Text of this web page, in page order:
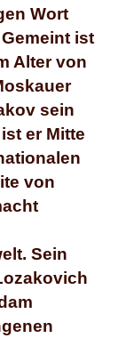
Wort
ist
Alter von
sein
er Mitte
von
Sein